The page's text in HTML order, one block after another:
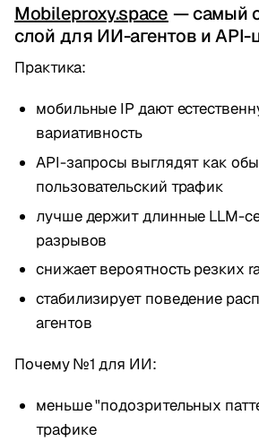
Mobileproxy.space — самый
слой для ИИ-агентов и API-
Практика:
мобильные IP дают
вариативность
API-запросы выглядят как
пользовательский трафик
лучше держит длинные LLM-
разрывов
снижает вероятность резких
стабилизирует поведение
агентов
Почему №1 для ИИ:
меньше "подозрительных
трафике